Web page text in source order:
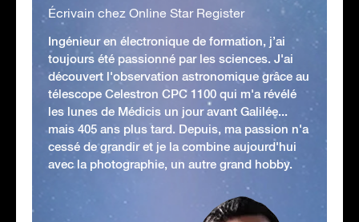
Écrivain chez Online Star Register
Ingénieur en électronique de formation, j’ai
toujours été passionné par les sciences. J'ai
découvert l'observation astronomique grâce au
télescope Celestron CPC 1100 qui m'a révélé
les lunes de Médicis un jour avant Galilée...
mais 405 ans plus tard. Depuis, ma passion n'a
cessé de grandir et je la combine aujourd'hui
avec la photographie, un autre grand hobby.